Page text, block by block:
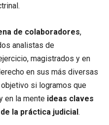
de colaboradores,
analistas de
magistrados y en
en sus más diversas
si logramos que
en la mente ideas claves
la práctica judicial.